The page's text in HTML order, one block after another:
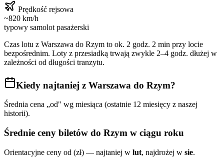
Prędkość rejsowa
~820 km/h
typowy samolot pasażerski
Czas lotu z Warszawa do Rzym to ok. 2 godz. 2 min przy locie
bezpośrednim. Loty z przesiadką trwają zwykle 2–4 godz. dłużej w
zależności od długości tranzytu.
Kiedy najtaniej z Warszawa do Rzym?
Średnia cena „od" wg miesiąca (ostatnie 12 miesięcy z naszej
historii).
Średnie ceny biletów do Rzym w ciągu roku
Orientacyjne ceny od (zł) — najtaniej w lut, najdrożej w sie.